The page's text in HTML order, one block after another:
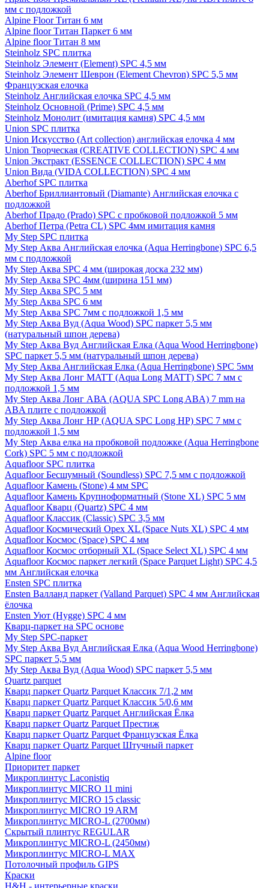
мм с подложкой
Alpine Floor Титан 6 мм
Alpine floor Титан Паркет 6 мм
Alpine floor Титан 8 мм
Steinholz SPC плитка
Steinholz Элемент (Element) SPC 4,5 мм
Steinholz Элемент Шеврон (Element Chevron) SPC 5,5 мм
Французская елочка
Steinholz Английская елочка SPC 4,5 мм
Steinholz Основной (Prime) SPC 4,5 мм
Steinholz Монолит (имитация камня) SPC 4,5 мм
Union SPC плитка
Union Искусство (Art collection) английская елочка 4 мм
Union Творческая (CREATIVE COLLECTION) SPC 4 мм
Union Экстракт (ESSENCE COLLECTION) SPC 4 мм
Union Вида (VIDA COLLECTION) SPC 4 мм
Aberhof SPC плитка
Aberhof Бриллиантовый (Diamante) Английская елочка с
подложкой
Aberhof Прадо (Prado) SPC с пробковой подложкой 5 мм
Aberhof Петра (Petra CL) SPC 4мм имитация камня
My Step SPC плитка
My Step Аква Английская елочка (Aqua Herringbone) SPC 6,5
мм с подложкой
My Step Аква SPC 4 мм (широкая доска 232 мм)
My Step Аква SPC 4мм (ширина 151 мм)
My Step Аква SPC 5 мм
My Step Аква SPC 6 мм
My Step Аква SPC 7мм c подложкой 1,5 мм
My Step Аква Вуд (Aqua Wood) SPC паркет 5,5 мм
(натуральный шпон дерева)
My Step Аква Вуд Английская Елка (Aqua Wood Herringbone)
SPC паркет 5,5 мм (натуральный шпон дерева)
My Step Аква Английская Елка (Aqua Herringbone) SPC 5мм
My Step Аква Лонг MATT (Aqua Long MATT) SPC 7 мм с
подложкой 1,5 мм
My Step Аква Лонг АВА (AQUA SPC Long ABA) 7 mm на
ABA плите с подложкой
My Step Аква Лонг НР (AQUA SPC Long HP) SPC 7 мм с
подложкой 1,5 мм
My Step Аква елка на пробковой подложке (Aqua Herringbone
Cork) SPC 5 мм с подложкой
Aquafloor SPC плитка
Aquafloor Бесшумный (Soundless) SPC 7,5 мм с подложкой
Aquafloor Камень (Stone) 4 мм SPC
Aquafloor Камень Крупноформатный (Stone XL) SPC 5 мм
Aquafloor Кварц (Quartz) SPC 4 мм
Aquafloor Классик (Classic) SPC 3,5 мм
Aquafloor Космический Орех XL (Space Nuts XL) SPC 4 мм
Aquafloor Космос (Space) SPC 4 мм
Aquafloor Космос отборный XL (Space Select XL) SPC 4 мм
Aquafloor Космос паркет легкий (Space Parquet Light) SPC 4,5
мм Английская елочка
Ensten SPC плитка
Ensten Валланд паркет (Valland Parquet) SPC 4 мм Английская
ёлочка
Ensten Уют (Hygge) SPC 4 мм
Кварц-паркет на SPC основе
My Step SPC-паркет
My Step Аква Вуд Английская Елка (Aqua Wood Herringbone)
SPC паркет 5,5 мм
My Step Аква Вуд (Aqua Wood) SPC паркет 5,5 мм
Quartz parquet
Кварц паркет Quartz Parquet Классик 7/1,2 мм
Кварц паркет Quartz Parquet Классик 5/0,6 мм
Кварц паркет Quartz Parquet Английская Ёлка
Кварц паркет Quartz Parquet Престиж
Кварц паркет Quartz Parquet Французская Ёлка
Кварц паркет Quartz Parquet Штучный паркет
Alpine floor
Приоритет паркет
Микроплинтус Laconistiq
Микроплинтус MICRO 11 mini
Микроплинтус MICRO 15 classic
Микроплинтус MICRO 19 ARM
Микроплинтус MICRO-L (2700мм)
Скрытый плинтус REGULAR
Микроплинтус MICRO-L (2450мм)
Микроплинтус MICRO-L MAX
Потолочный профиль GIPS
Краски
H&H - интерьерные краски